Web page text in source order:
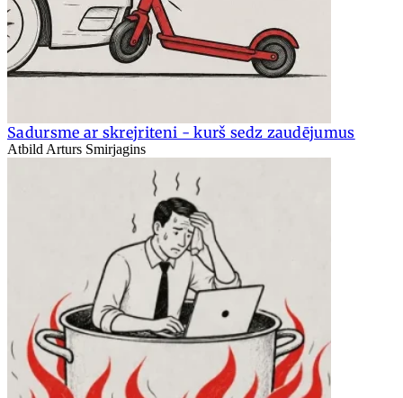
Sadursme ar skrejriteni - kurš sedz zaudējumus
Atbild Arturs Smirjagins